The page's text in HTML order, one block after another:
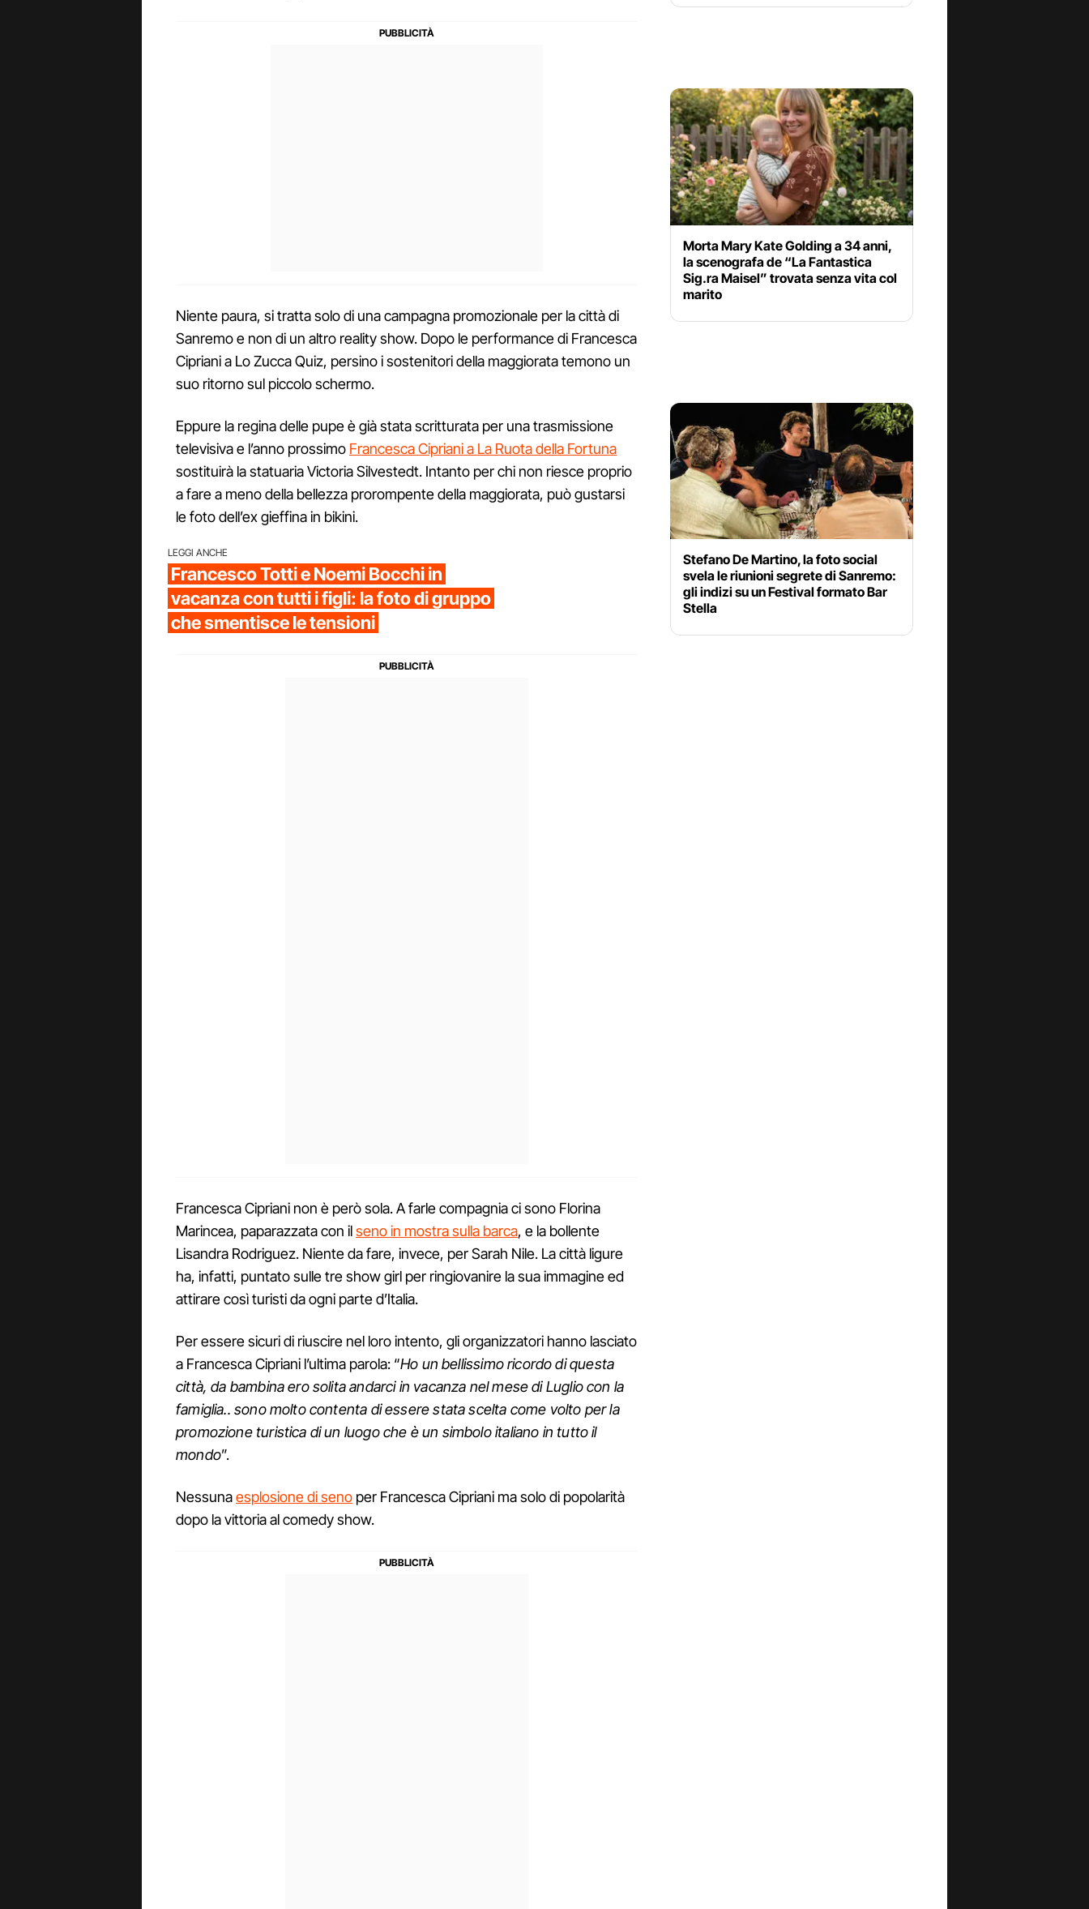
Niente paura, si tratta solo di una campagna promozionale per la città di
Sanremo e non di un altro reality show. Dopo le performance di Francesca
Cipriani a Lo Zucca Quiz, persino i sostenitori della maggiorata temono un
suo ritorno sul piccolo schermo.
Eppure la regina delle pupe è già stata scritturata per una trasmissione
televisiva e l’anno prossimo Francesca Cipriani a La Ruota della Fortuna
sostituirà la statuaria Victoria Silvestedt. Intanto per chi non riesce proprio
a fare a meno della bellezza prorompente della maggiorata, può gustarsi
le foto dell’ex gieffina in bikini.
LEGGI ANCHE
Francesco Totti e Noemi Bocchi in
vacanza con tutti i figli: la foto di gruppo
che smentisce le tensioni
Francesca Cipriani non è però sola. A farle compagnia ci sono Florina
Marincea, paparazzata con ilseno in mostra sulla barca, e la bollente
Lisandra Rodriguez. Niente da fare, invece, per Sarah Nile. La città ligure
ha, infatti, puntato sulle tre show girl per ringiovanire la sua immagine ed
attirare così turisti da ogni parte d’Italia.
Per essere sicuri di riuscire nel loro intento, gli organizzatori hanno lasciato
a Francesca Cipriani l’ultima parola: “Ho un bellissimo ricordo di questa
città, da bambina ero solita andarci in vacanza nel mese di Luglio con la
famiglia.. sono molto contenta di essere stata scelta come volto per la
promozione turistica di un luogo che è un simbolo italiano in tutto il
mondo”.
Nessunaesplosione di seno per Francesca Cipriani ma solo di popolarità
dopo la vittoria al comedy show.
Morta Mary Kate Golding a 34 anni,
la scenografa de “La Fantastica
Sig.ra Maisel” trovata senza vita col
marito
Stefano De Martino, la foto social
svela le riunioni segrete di Sanremo:
gli indizi su un Festival formato Bar
Stella